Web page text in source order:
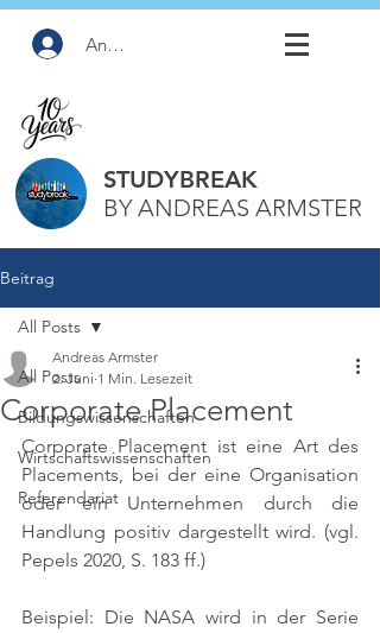
Anmelden
STUDYBREAK
BY ANDREAS ARMSTER
Beitrag
All Posts
Bildungswissenschaften
Wirtschaftswissenschaften
Referendariat
All Posts
Corporate Placement
Andreas Armster
2. Juni 1 Min. Lesezeit
Corporate Placement ist eine Art des
Placements, bei der eine Organisation
oder ein Unternehmen durch die
Handlung positiv dargestellt wird. (vgl.
Pepels 2020, S. 183 ff.)
Beispiel: Die NASA wird in der Serie